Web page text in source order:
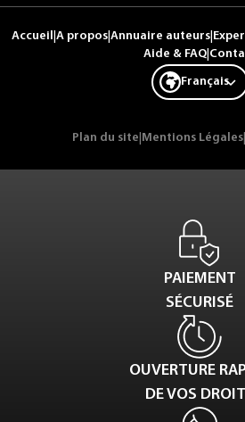
Accueil A propos Annuaire auteurs
Aide & FAQ|
Français
Plan du site Mentions Légales
PAIEMENT
SÉCURISÉ
OUVERTURE
DE VOS